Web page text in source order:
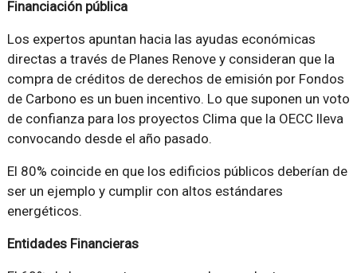
Financiación pública
Los expertos apuntan hacia las ayudas económicas
directas a través de Planes Renove y consideran que la
compra de créditos de derechos de emisión por Fondos
de Carbono es un buen incentivo. Lo que suponen un voto
de confianza para los proyectos Clima que la OECC lleva
convocando desde el año pasado.
El 80% coincide en que los edificios públicos deberían de
ser un ejemplo y cumplir con altos estándares
energéticos.
Entidades Financieras